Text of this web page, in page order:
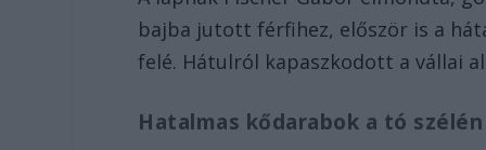
bajba jutott férfihez, először is a
felé. Hátulról kapaszkodott a vállai
Hatalmas kődarabok a tó szélén